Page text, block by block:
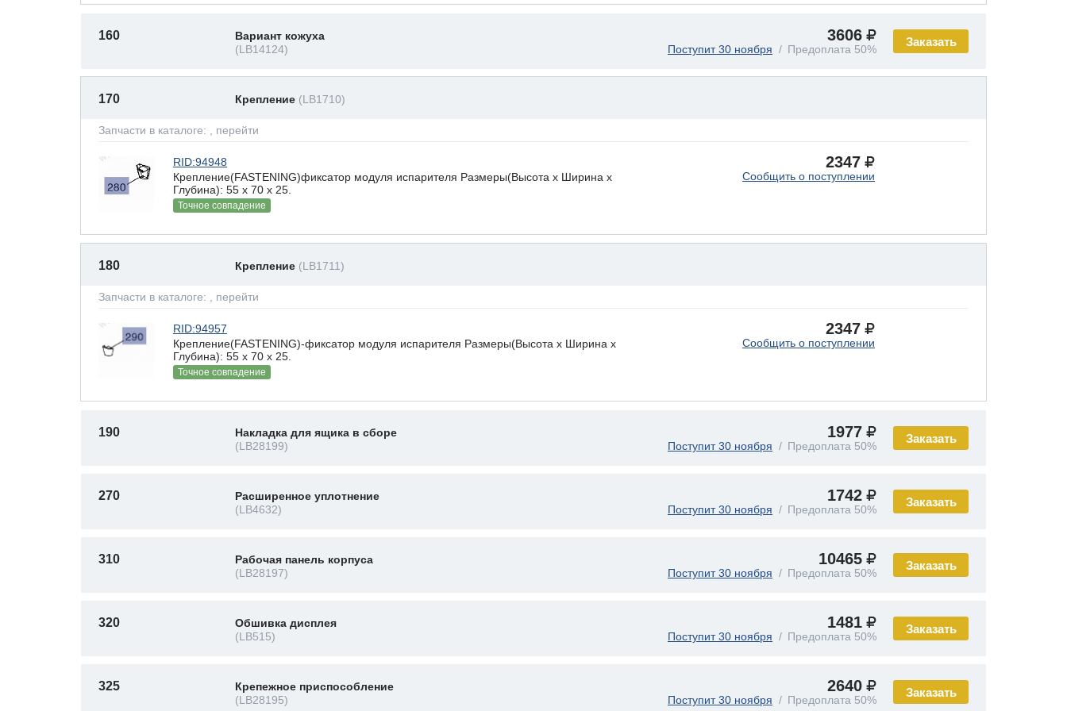
Заказать
160
Вариант кожуха
(LB14124)
3606
Поступит 30 ноября Предоплата 50%
170 Крепление (LB1710)
Запчасти в каталоге: , перейти
RID:94948
Крепление(FASTENING)фиксатор модуля испарителя Размеры(Высота х Ширина х
Глубина): 55 x 70 х 25.
Точное совпадение
2347
Сообщить о поступлении
180 Крепление (LB1711)
Запчасти в каталоге: , перейти
RID:94957
Крепление(FASTENING)-фиксатор модуля испарителя Размеры(Высота х Ширина х
Глубина): 55 x 70 х 25.
Точное совпадение
2347
Сообщить о поступлении
Заказать
190
Накладка для ящика в сборе
(LB28199)
1977
Поступит 30 ноября Предоплата 50%
Заказать
270
Расширенное уплотнение
(LB4632)
1742
Поступит 30 ноября Предоплата 50%
Заказать
310
Рабочая панель корпуса
(LB28197)
10465
Поступит 30 ноября Предоплата 50%
Заказать
320
Обшивка дисплея
(LB515)
1481
Поступит 30 ноября Предоплата 50%
Заказать
325
Крепежное приспособление
(LB28195)
2640
Поступит 30 ноября Предоплата 50%